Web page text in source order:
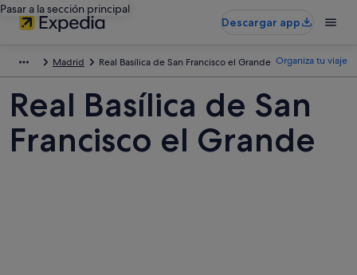
Pasar a la sección principal
Descargar app
Madrid Real Basílica de San Francisco el Grande Organiza tu viaje
Real Basílica de San
Francisco el Grande